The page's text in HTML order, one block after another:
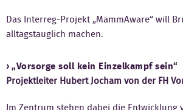
Mitglied werden
Kontakt
Das Interreg-Projekt „MammAware“ will
alltagstauglich machen.
„Vorsorge soll kein Einzelkampf sein“
Projektleiter Hubert Jocham von der FH
Im Zentrum stehen dabei die Entwicklung